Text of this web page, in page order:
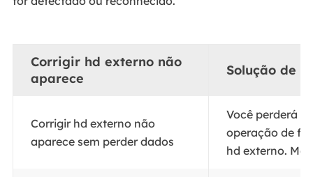
Corrigir hd externo não
aparece
Solução de
Corrigir hd externo não
aparece sem perder dados
Você perderá
operação de
hd externo.